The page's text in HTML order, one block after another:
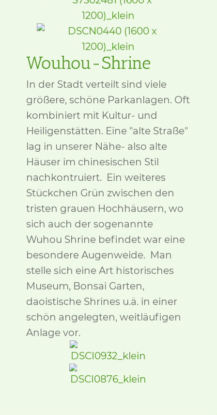
Wouhou-Shrine
In der Stadt verteilt sind viele
größere, schöne Parkanlagen. Oft
kombiniert mit Kultur- und
Heiligenstätten. Eine "alte Straße"
lag in unserer Nähe- also alte
Häuser im chinesischen Stil
nachkontruiert. Ein weiteres
Stückchen Grün zwischen den
tristen grauen Hochhäusern, wo
sich auch der sogenannte
Wuhou Shrine befindet war eine
besondere Augenweide. Man
stelle sich eine Art historisches
Museum, Bonsai Garten,
daoistische Shrines u.ä. in einer
schön angelegten, weitläufigen
Anlage vor.